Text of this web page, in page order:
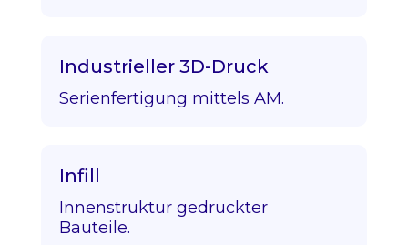
Industrieller 3D-Druck
Serienfertigung mittels AM.
Infill
Innenstruktur gedruckter
Bauteile.